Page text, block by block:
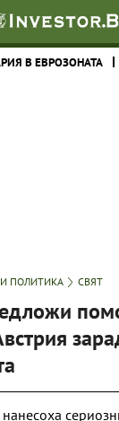
В ЕВРОЗОНАТА
ПОЛИТИКА СВЯТ